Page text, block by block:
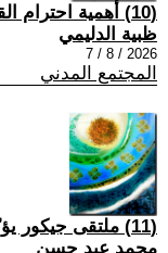
(10) أهمية احترام القانون في الحياة اليومية
ظبية الدليمي
2026 / 8 / 7
المجتمع المدني
(11) ملتقى جيكور
محمد عبد حسن